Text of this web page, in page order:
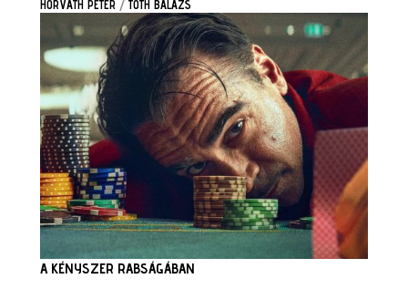
HORVÁTH PÉTER / TÓTH BALÁZS
A KÉNYSZER RABSÁGÁBAN